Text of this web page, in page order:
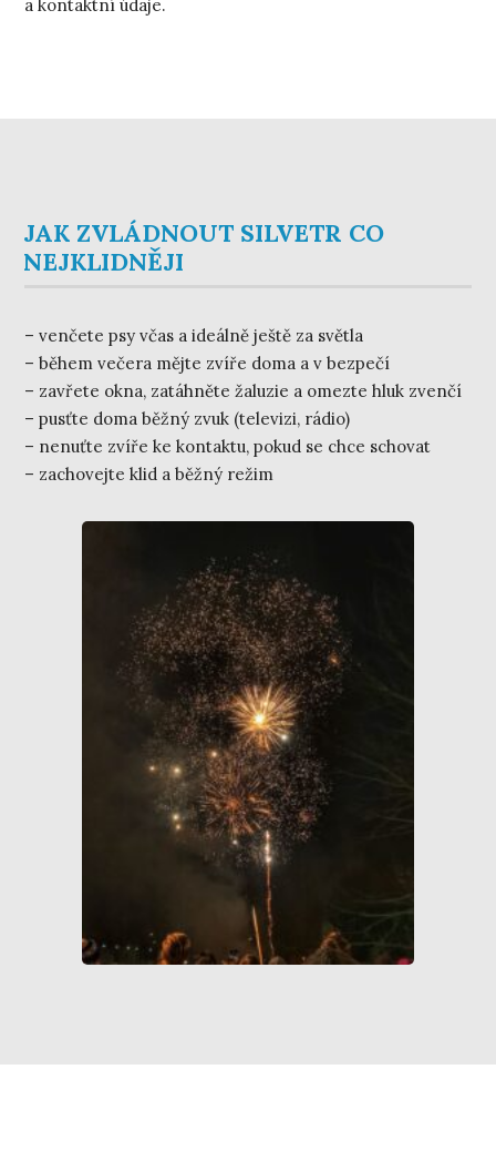
a kontaktní údaje.
JAK ZVLÁDNOUT SILVETR CO
NEJKLIDNĚJI
– venčete psy včas a ideálně ještě za světla
– během večera mějte zvíře doma a v bezpečí
– zavřete okna, zatáhněte žaluzie a omezte hluk zvenčí
– pusťte doma běžný zvuk (televizi, rádio)
– nenuťte zvíře ke kontaktu, pokud se chce schovat
– zachovejte klid a běžný režim